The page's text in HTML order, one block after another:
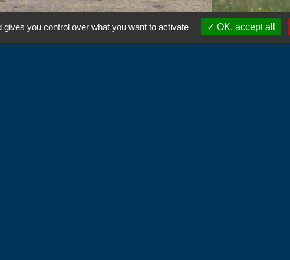
you control over what you want to activate OK, accept all